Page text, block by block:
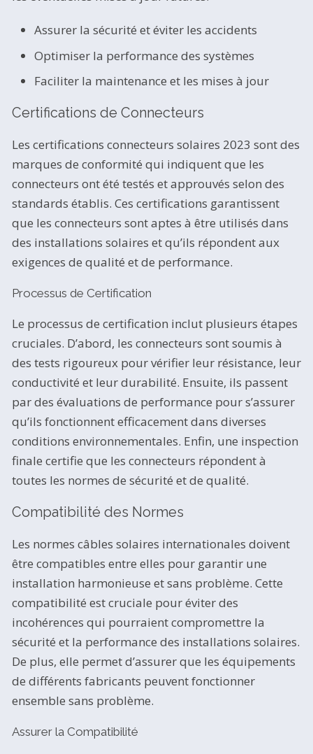
Assurer la sécurité et éviter les accidents
Optimiser la performance des systèmes
Faciliter la maintenance et les mises à jour
Certifications de Connecteurs
Les certifications connecteurs solaires 2023 sont des
marques de conformité qui indiquent que les
connecteurs ont été testés et approuvés selon des
standards établis. Ces certifications garantissent
que les connecteurs sont aptes à être utilisés dans
des installations solaires et qu’ils répondent aux
exigences de qualité et de performance.
Processus de Certification
Le processus de certification inclut plusieurs étapes
cruciales. D’abord, les connecteurs sont soumis à
des tests rigoureux pour vérifier leur résistance, leur
conductivité et leur durabilité. Ensuite, ils passent
par des évaluations de performance pour s’assurer
qu’ils fonctionnent efficacement dans diverses
conditions environnementales. Enfin, une inspection
finale certifie que les connecteurs répondent à
toutes les normes de sécurité et de qualité.
Compatibilité des Normes
Les normes câbles solaires internationales doivent
être compatibles entre elles pour garantir une
installation harmonieuse et sans problème. Cette
compatibilité est cruciale pour éviter des
incohérences qui pourraient compromettre la
sécurité et la performance des installations solaires.
De plus, elle permet d’assurer que les équipements
de différents fabricants peuvent fonctionner
ensemble sans problème.
Assurer la Compatibilité